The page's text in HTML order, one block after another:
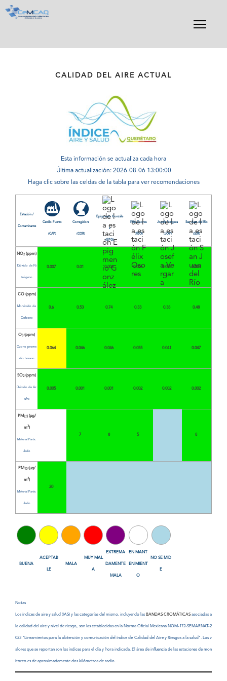
CALIDAD DEL AIRE ACTUAL
Esta información se actualiza cada hora
Última actualización: 2026-08-06 13:00:00
Haga clic sobre las celdas de la tabla para ver recomendaciones
Estación /
Contaminante
Carrillo Puerto
(CAP)
Corregidora
(COR)
Epigmenio Gonzále
z
(EPG)
Félix Osores
(FEO)
Josefa Vergara
(JOV)
San Juan del Río
(SJR)
NO2(ppm)
Dióxido de Ni
trógeno
0.007 0.01 0.006 0.006 0.008 0.004
CO (ppm)
Monóxido de
Carbono
0.6 0.53 0.74 0.33 0.38 0.48
O3 (ppm)
Ozono prome
dio horario
0.064 0.046 0.046 0.055 0.041 0.047
SO2(ppm)
Dióxido de Az
ufre
0.005 0.001 0.001 0.002 0.002 0.002
PM2.5(µg/
m3)
Material Partic
ulado
7 8 5 8
PM10(µg/
m3)
Material Partic
ulado
20
BUENA
ACEPTAB
LE
MALA
MUY MAL
A
EXTREMA
DAMENTE
MALA
EN MANT
ENIMIENT
O
NO SE MID
E
Notas
Los índices de aire y salud (IAS) y las categorías del mismo, incluyendo las BANDAS CROMÁTICAS asociadas a
la calidad del aire y nivel de riesgo, son las establecidas en la Norma Oficial Mexicana NOM-172-SEMARNAT-2
023 "Lineamientos para la obtención y comunicación del índice de Calidad del Aire y Riesgos a la salud". Los v
alores que se reportan son los índices para el día y hora indicada. El área de influencia de las estaciones de mon
itoreo es de aproximadamente dos kilómetros de radio.